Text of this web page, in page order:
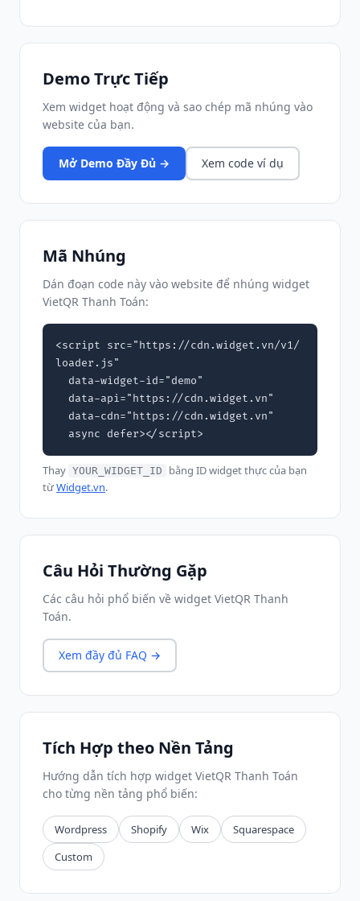
Demo Trực Tiếp
Xem widget hoạt động và sao chép mã nhúng vào
website của bạn.
Mở Demo Đầy Đủ → Xem code ví dụ
Mã Nhúng
Dán đoạn code này vào website để nhúng widget
VietQR Thanh Toán:
<script src="https://cdn.widget.vn/v1/
loader.js"
  async defer></script>
Thay YOUR_WIDGET_ID
bằng ID widget thực của bạn
từWidget.vn.
Câu Hỏi Thường Gặp
Các câu hỏi phổ biến về widget VietQR Thanh
Toán.
Xem đầy đủ FAQ →
Tích Hợp theo Nền Tảng
Hướng dẫn tích hợp widget VietQR Thanh Toán
cho từng nền tảng phổ biến:
Wordpress Shopify Wix
Squarespace
Custom